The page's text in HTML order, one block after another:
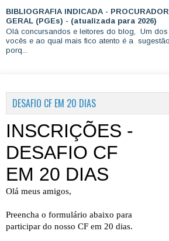
BIBLIOGRAFIA INDICADA -
GERAL (PGEs) - (atualizada para 2026)
Olá concursandos e leitores do blog, Um
vocês e ao qual mais fico atento é a
porq...
DESAFIO CF EM 20 DIAS